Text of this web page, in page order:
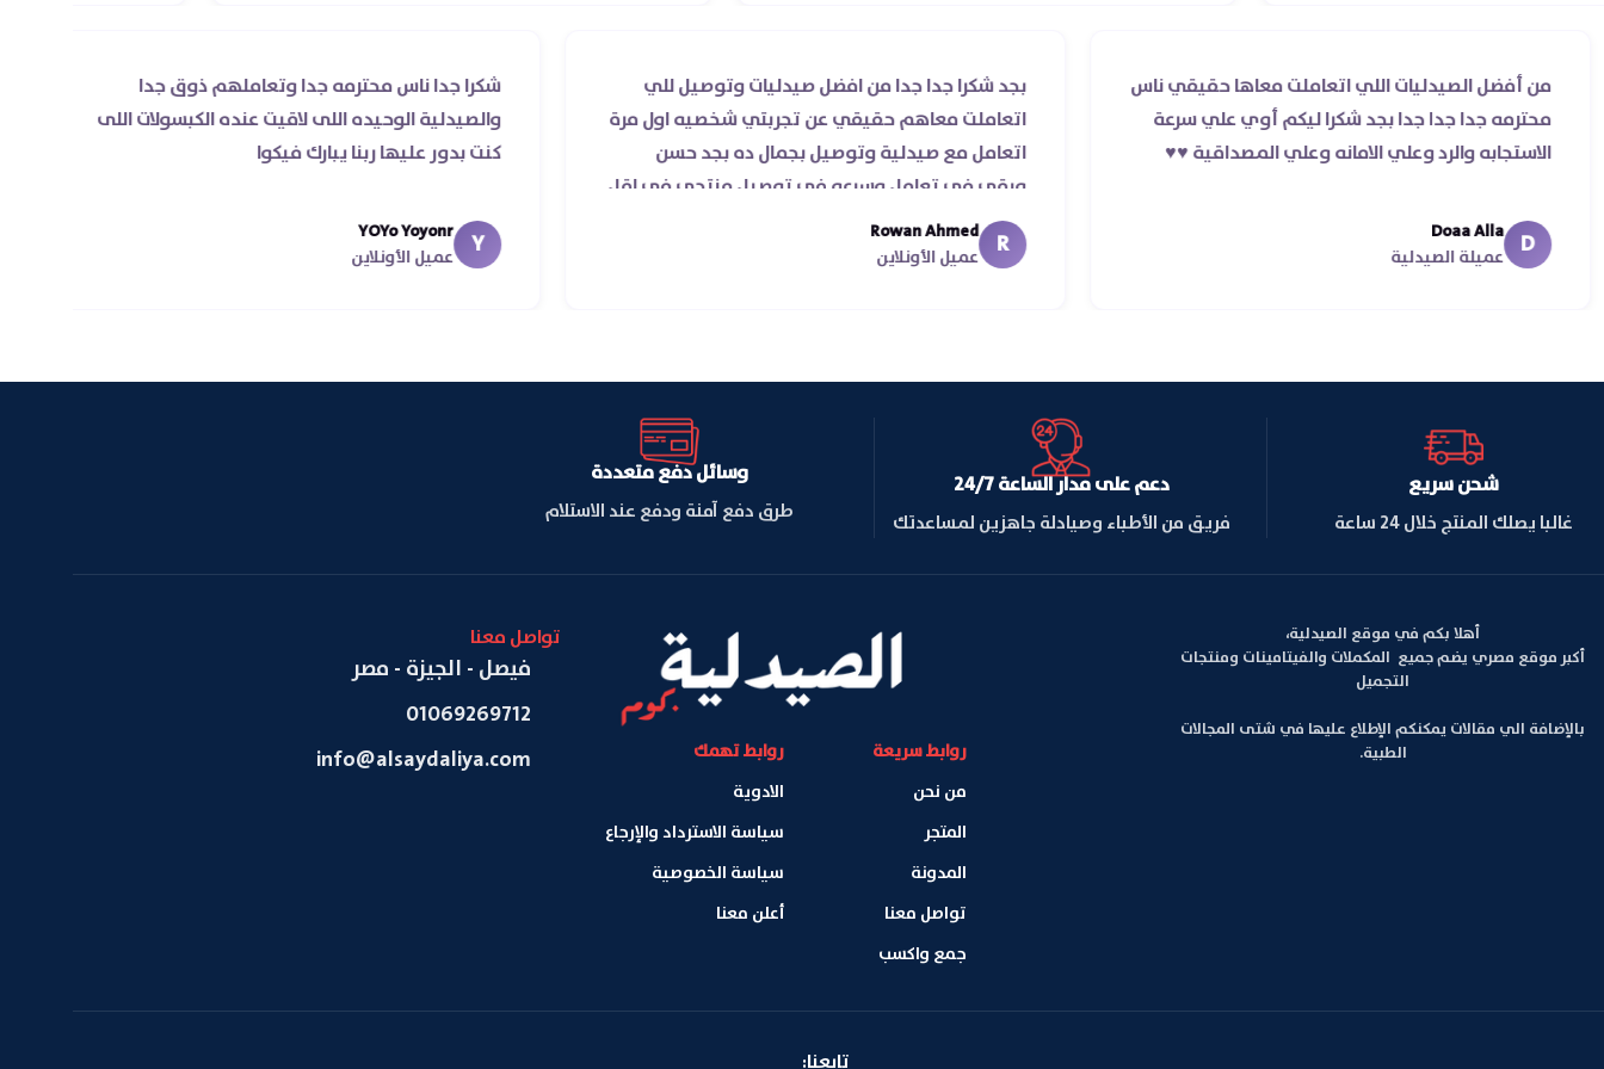
من أفضل الصيدليات اللي اتعاملت معاها حقيقي ناس
محترمه جدا جدا جدا بجد شكرا ليكم أوي علي سرعة
الاستجابه والرد وعلي الامانه وعلي المصداقية ♥️♥️‏
D
عميلة الصيدلية
بجد شكرا جدا جدا من افضل صيدليات وتوصيل للي
اتعاملت معاهم حقيقي عن تجربتي شخصيه اول مرة
اتعامل مع صيدلية وتوصيل بجمال ده بجد حسن
ورقي في تعامل وسرعه في توصيل منتجي في اقل
من يومين من اسكندرية للقاهره ..
R
Rowan Ahmed
عميل الأونلاين
شكرا جدا ناس محترمه جدا وتعاملهم ذوق جدا
والصيدلية الوحيده اللى لاقيت عنده الكبسولات اللى
كنت بدور عليها ربنا يبارك فيكوا
Y
YOYo Yoyonr
عميل الأونلاين
شحن سريع
غالبا يصلك المنتج خلال 24 ساعة
دعم على مدار الساعة 24/7
فريق من الأطباء وصيادلة جاهزين لمساعدتك
وسائل دفع متعددة
طرق دفع آمنة ودفع عند الاستلام
أهلا بكم في موقع الصيدلية،
أكبر موقع مصري يضم جميع المكملات والفيتامينات ومنتجات
التجميل
بالإضافة الي مقالات يمكنكم الإطلاع عليها في شتى المجالات
الطبية.
روابط سريعة
من نحن
المتجر
المدونة
تواصل معنا
جمع واكسب
روابط تهمك
الادوية
سياسة الاسترداد والإرجاع
سياسة الخصوصية
أعلن معنا
تواصل معنا
فيصل - الجيزة - مصر
01069269712
info@alsaydaliya.com
تابعنا: